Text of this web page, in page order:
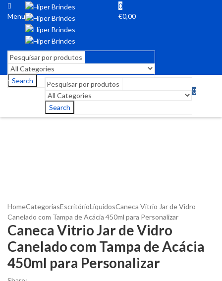
Menu
0
€0,00
Search
Search
0
HomeCategoriasEscritórioLíquidosCaneca Vitrio Jar de Vidro
Canelado com Tampa de Acácia 450ml para Personalizar
Caneca Vitrio Jar de Vidro
Canelado com Tampa de Acácia
450ml para Personalizar